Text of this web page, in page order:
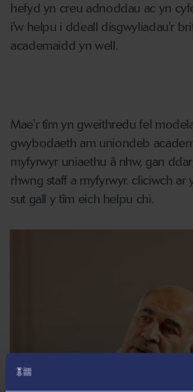
hefyd yn creu adnoddau ac yn
i'w helpu i ddeall disgwyliadau'r
academaidd yn well.
Mae'r tîm yn gweithredu fel
gwybodaeth am uniondeb
myfyrwyr uniaethu â nhw, gan
rhwng staff a myfyrwyr. cliciwch
sut gall y tîm eich helpu chi.